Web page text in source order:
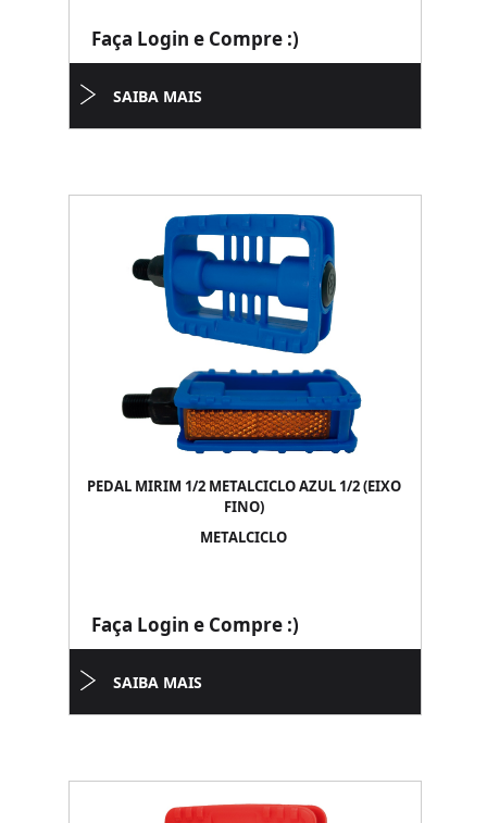
Faça Login e Compre :)
SAIBA MAIS
PEDAL MIRIM 1/2 METALCICLO AZUL 1/2 (EIXO
FINO)
METALCICLO
Faça Login e Compre :)
SAIBA MAIS